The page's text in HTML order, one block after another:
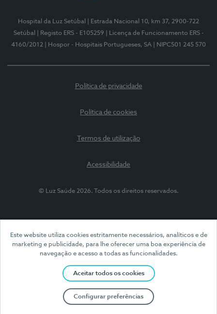
Este website utiliza cookies estritamente necessários, analíticos e de
marketing e publicidade, para lhe oferecer uma boa experiência de
navegação e acesso a todas as funcionalidades.
Aceitar todos os cookies
Configurar preferências
Hospital da Luz Setúbal
| Estrada Nacional 10, km 37, 2900-722
Setúbal
| Registo ERS - E105259
| Licença de Funcionamento ERS -
4160/2012
| Hospor - Hospitais Portugueses, SA | NIPC501 245 570
Política de privacidade
Política de cookies
Termos de utilização
Acessibilidade
© Luz Saúde 2026. Todos os direitos reservados.